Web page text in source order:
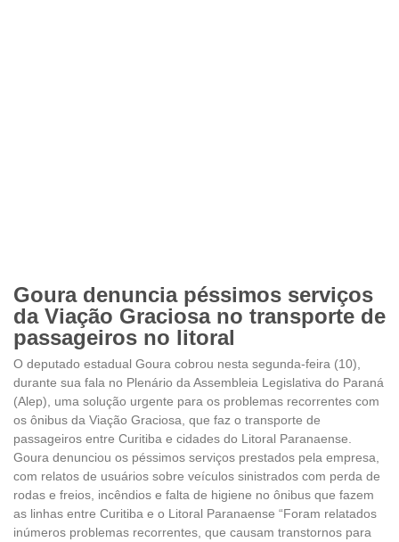
Goura denuncia péssimos serviços
da Viação Graciosa no transporte de
passageiros no litoral
O deputado estadual Goura cobrou nesta segunda-feira (10),
durante sua fala no Plenário da Assembleia Legislativa do Paraná
(Alep), uma solução urgente para os problemas recorrentes com
os ônibus da Viação Graciosa, que faz o transporte de
passageiros entre Curitiba e cidades do Litoral Paranaense.
Goura denunciou os péssimos serviços prestados pela empresa,
com relatos de usuários sobre veículos sinistrados com perda de
rodas e freios, incêndios e falta de higiene no ônibus que fazem
as linhas entre Curitiba e o Litoral Paranaense “Foram relatados
inúmeros problemas recorrentes, que causam transtornos para